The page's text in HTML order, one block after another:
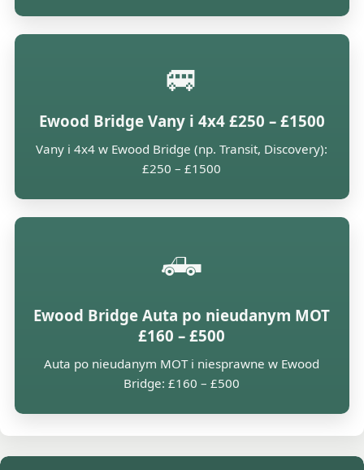
🚐
Ewood Bridge Vany i 4x4 £250 – £1500
Vany i 4x4 w Ewood Bridge (np. Transit, Discovery):
£250 – £1500
🛻
Ewood Bridge Auta po nieudanym MOT
£160 – £500
Auta po nieudanym MOT i niesprawne w Ewood
Bridge: £160 – £500